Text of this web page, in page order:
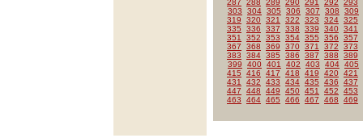
287
288 289 290 291 292
293
303
304 305 306 307 308
309
319
320 321 322 323 324 325
335
336 337 338 339 340 341
351
352 353 354 355 356
357
367
368 369 370 371 372
373
383
384 385 386 387 388
389
399
400 401 402 403 404 405
415
416 417 418 419 420 421
431
432 433 434 435 436
437
447
448 449 450 451 452
453
463
464 465 466 467 468 469